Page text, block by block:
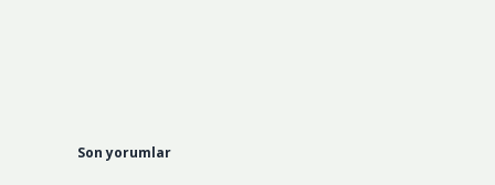
Son yorumlar